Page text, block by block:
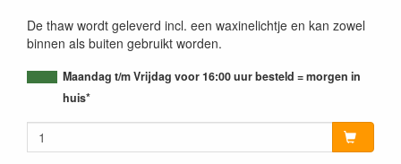
De thaw wordt geleverd incl. een waxinelichtje en kan zowel
binnen als buiten gebruikt worden.
Maandag t/m Vrijdag voor 16:00 uur besteld = morgen in
huis*